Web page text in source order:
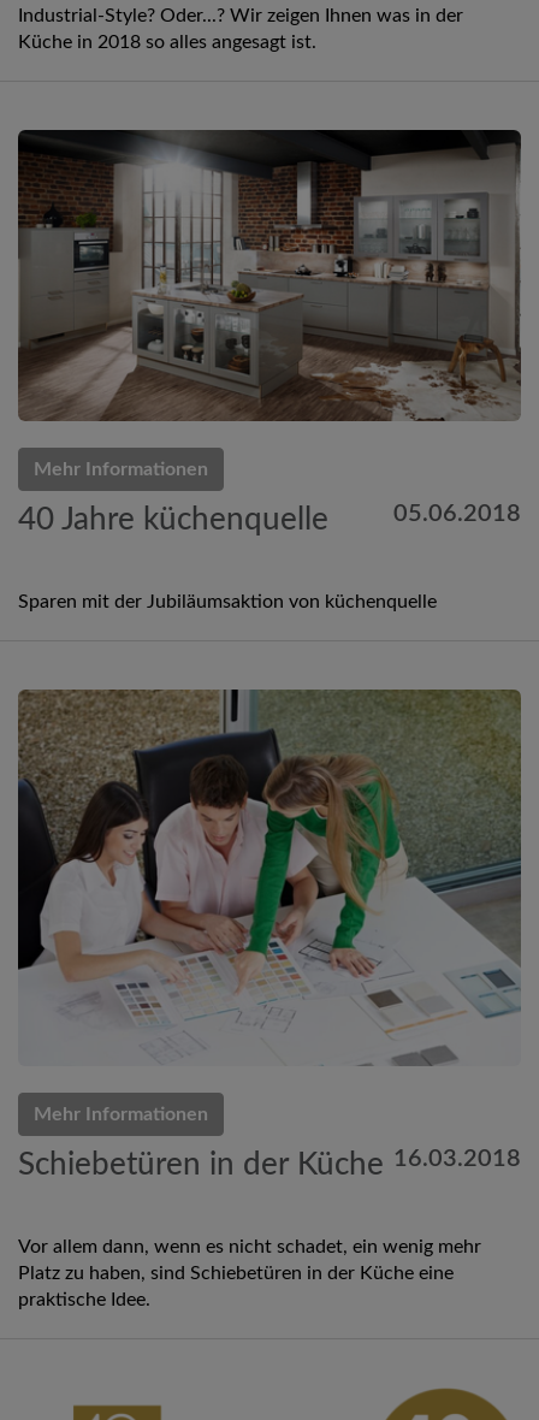
Industrial-Style? Oder...? Wir zeigen Ihnen was in der
Küche in 2018 so alles angesagt ist.
Mehr Informationen
40 Jahre küchenquelle 05.06.2018
Sparen mit der Jubiläumsaktion von küchenquelle
Mehr Informationen
Schiebetüren in der Küche 16.03.2018
Vor allem dann, wenn es nicht schadet, ein wenig mehr
Platz zu haben, sind Schiebetüren in der Küche eine
praktische Idee.